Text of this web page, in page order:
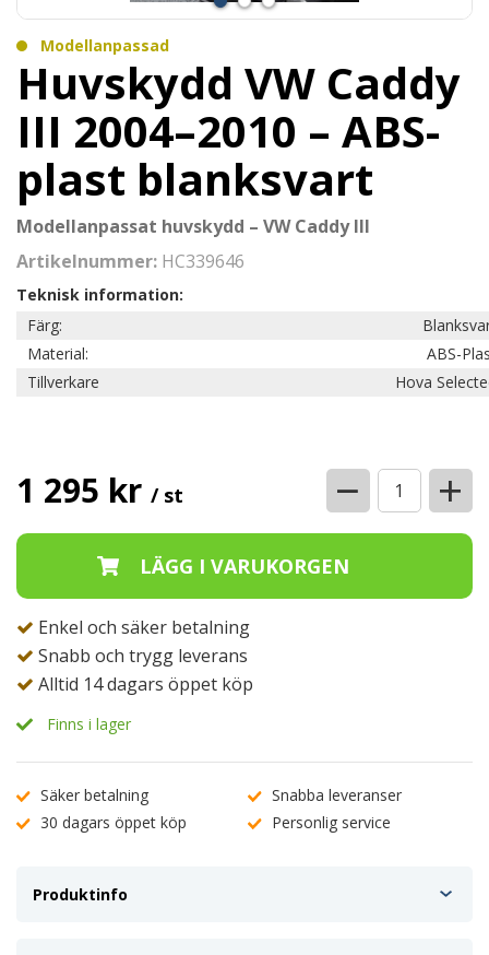
Modellanpassad
Huvskydd VW Caddy
III 2004–2010 – ABS-
plast blanksvart
Modellanpassat huvskydd – VW Caddy III
Artikelnummer: HC339646
Teknisk information:
Färg:
Material:
ABS-
Tillverkare
Hova
1 295 kr / st − +
Enkel och säker betalning
Snabb och trygg leverans
Alltid 14 dagars öppet köp
Finns i lager
Säker betalning
Snabba leveranser
30 dagars öppet köp
Personlig service
Produktinfo